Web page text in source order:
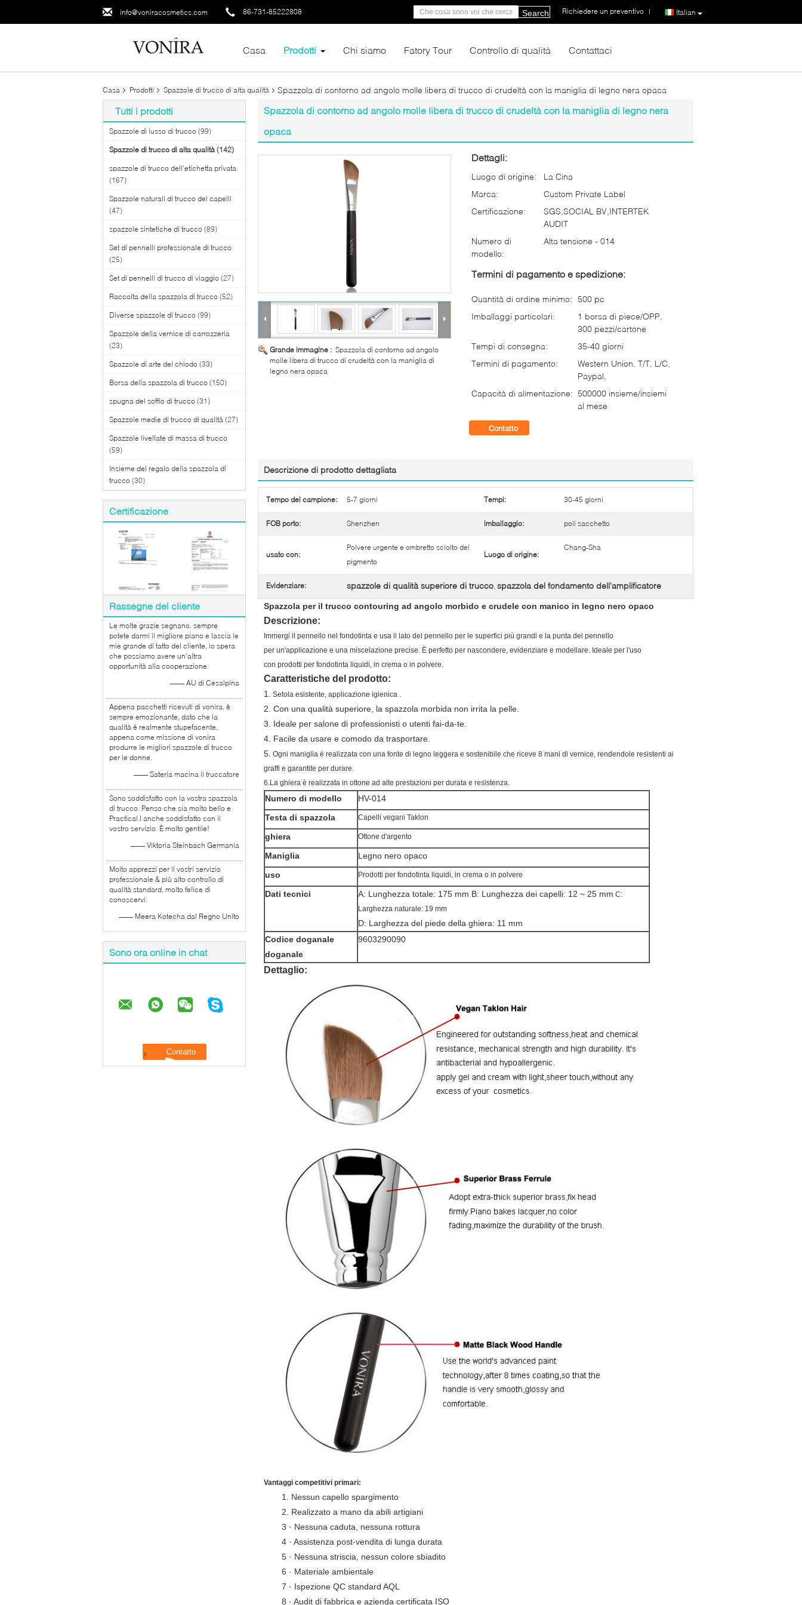
info@voniracosmetics.com 86-731-85222808 Italian
Richiedere un preventivo |
Search
Casa Prodotti Chi siamo Fatory Tour Controllo di qualità Contattaci
Casa Prodotti Spazzole di trucco di alta qualità Spazzola di contorno ad angolo molle libera di trucco di crudeltà con la maniglia di legno nera opaca
Tutti i prodotti
Spazzole di lusso di trucco (99)
Spazzole di trucco di alta qualità (142)
spazzole di trucco dell'etichetta privata
(167)
Spazzole naturali di trucco dei capelli
(47)
spazzole sintetiche di trucco (89)
Set di pennelli professionale di trucco
(25)
Set di pennelli di trucco di viaggio (27)
Raccolta della spazzola di trucco (52)
Diverse spazzole di trucco (99)
Spazzole della vernice di carrozzeria
(23)
Spazzole di arte del chiodo (33)
Borsa della spazzola di trucco (150)
spugna del soffio di trucco (31)
Spazzole medie di trucco di qualità (27)
Spazzole livellate di massa di trucco
(59)
Insieme del regalo della spazzola di
trucco (30)
Certificazione
Rassegne del cliente
Le molte grazie segnano, sempre
potete darmi il migliore piano e lascia le
mie grande di tatto del cliente, io spera
che possiamo avere un'altra
opportunità alla cooperazione.
—— AU di Cesalpina
Appena pacchetti ricevuti di vonira, è
sempre emozionante, dato che la
qualità è realmente stupefacente,
appena come missione di vonira
produrre le migliori spazzole di trucco
per le donne.
—— Sateria macina il truccatore
Sono soddisfatto con la vostra spazzola
di trucco. Penso che sia molto bello e
Practical.I anche soddisfatto con il
vostro servizio. È molto gentile!
—— Viktoria Steinbach Germania
Molto apprezzi per il vostri servizio
professionale & più alto controllo di
qualità standard, molto felice di
conoscervi.
—— Meera Kotecha dal Regno Unito
Sono ora online in chat
Spazzola di contorno ad angolo molle libera di trucco di crudeltà con la maniglia di legno nera
opaca
Grande immagine : Spazzola di contorno ad angolo
molle libera di trucco di crudeltà con la maniglia di
legno nera opaca
Dettagli:
Luogo di origine:
La Cina
Marca:
Custom Private Label
Certificazione:
SGS,SOCIAL BV,INTERTEK
AUDIT
Numero di
modello:
Alta tensione - 014
Termini di pagamento e spedizione:
Quantità di ordine minimo: 500 pc
Imballaggi particolari:
1 borsa di piece/OPP,
300 pezzi/cartone
Tempi di consegna:
35-40 giorni
Termini di pagamento:
Western Union, T/T, L/C,
Paypal,
Capacità di alimentazione: 500000 insieme/insiemi
al mese
Contatto
Descrizione di prodotto dettagliata
Tempo del campione: 5-7 giorni Tempi: 30-45 giorni
FOB porto: Shenzhen imballaggio: poli sacchetto
usato con:
Polvere urgente e ombretto sciolto del
pigmento
Luogo di origine:
Chang-Sha
Evidenziare: spazzole di qualità superiore di trucco, spazzola del fondamento dell'amplificatore
Spazzola per il trucco contouring ad angolo morbido e crudele con manico in legno nero opaco
Descrizione:
Immergi il pennello nel fondotinta e usa il lato del pennello per le superfici più grandi e la punta del pennello
per un'applicazione e una miscelazione precise. È perfetto per nascondere, evidenziare e modellare. Ideale per l'uso
con prodotti per fondotinta liquidi, in crema o in polvere.
Caratteristiche del prodotto:
1. Setola esistente, applicazione igienica
2. Con una qualità superiore, la spazzola morbida non irrita la pelle.
3. Ideale per salone di professionisti o utenti fai-da-te.
4. Facile da usare e comodo da trasportare.
5. Ogni maniglia è realizzata con una fonte di legno leggera e sostenibile che riceve 8 mani di vernice, rendendole resistenti ai
graffi e garantite per durare.
6.La ghiera è realizzata in ottone ad alte prestazioni per durata e resistenza.
Numero di modello
HV-014
Testa di spazzola
Capelli vegani Taklon
ghiera Ottone d'argento
Maniglia
Legno nero opaco
uso
Prodotti per fondotinta liquidi, in crema o in polvere
Dati tecnici A: Lunghezza totale: 175 mm B: Lunghezza dei capelli: 12 ~ 25 mm C:
Larghezza naturale: 19 mm
D: Larghezza del piede della ghiera: 11 mm
Codice doganale
doganale
9603290090
Dettaglio:
Vantaggi competitivi primari:
1. Nessun capello spargimento
2. Realizzato a mano da abili artigiani
3 · Nessuna caduta, nessuna rottura
4 · Assistenza post-vendita di lunga durata
5 · Nessuna striscia, nessun colore sbiadito
6 · Materiale ambientale
7 · Ispezione QC standard AQL
8 · Audit di fabbrica e azienda certificata ISO